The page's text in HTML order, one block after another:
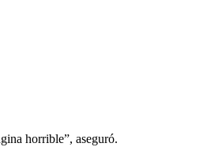
horrible”, aseguró.